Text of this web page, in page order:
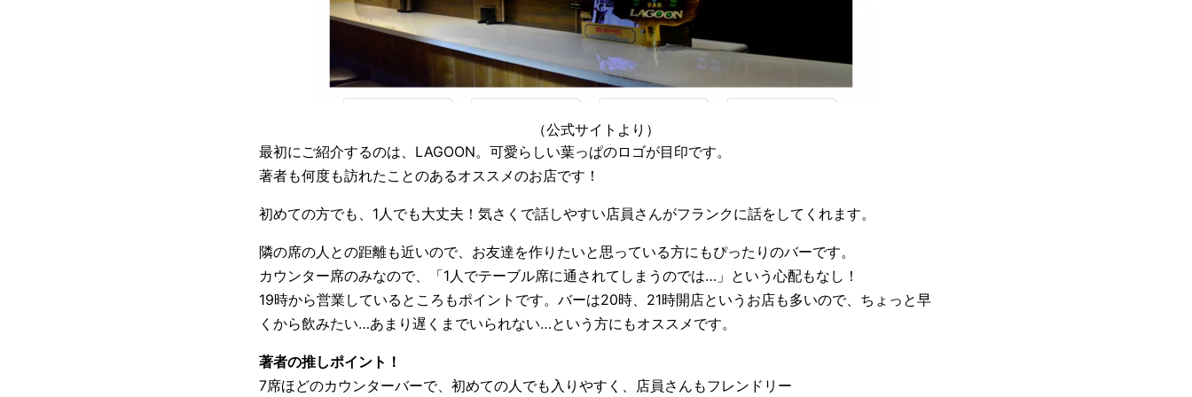
（公式サイトより）
最初にご紹介するのは、LAGOON。可愛らしい葉っぱのロゴが目印です。
著者も何度も訪れたことのあるオススメのお店です！
初めての方でも、1人でも大丈夫！気さくで話しやすい店員さんがフランクに話をしてくれます。
隣の席の人との距離も近いので、お友達を作りたいと思っている方にもぴったりのバーです。
カウンター席のみなので、「1人でテーブル席に通されてしまうのでは…」という心配もなし！
19時から営業しているところもポイントです。バーは20時、21時開店というお店も多いので、ちょっと早
くから飲みたい…あまり遅くまでいられない…という方にもオススメです。
著者の推しポイント！
7席ほどのカウンターバーで、初めての人でも入りやすく、店員さんもフレンドリー